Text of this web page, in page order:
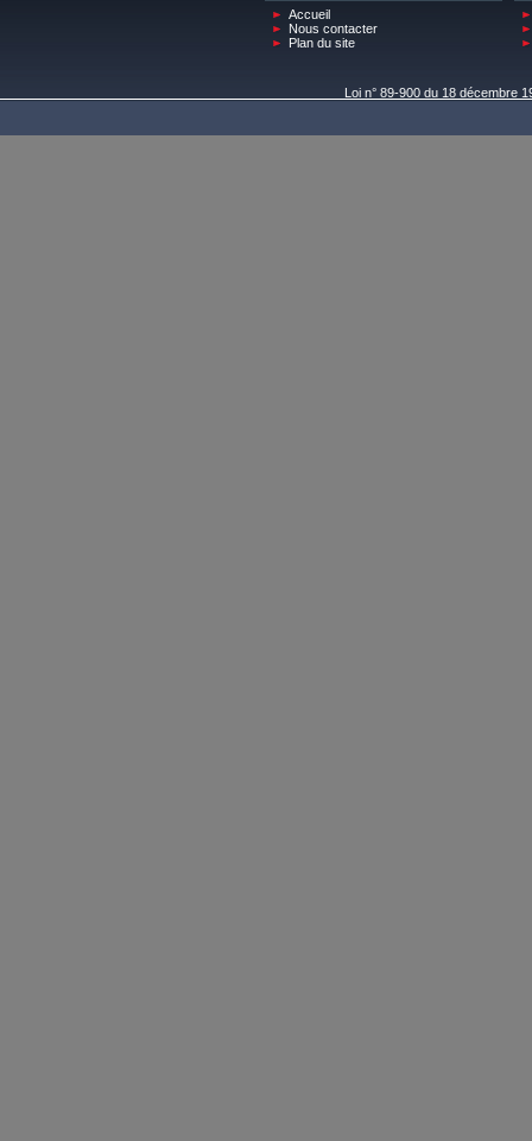
Accueil
Nous contacter
Plan du site
Loi n° 89-900 du 18 décembre